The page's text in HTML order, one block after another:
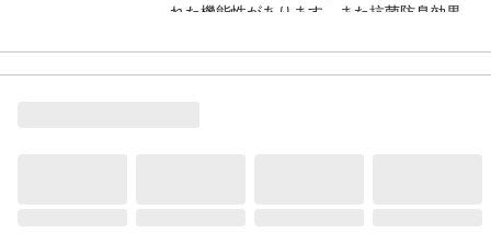
れた機能性があります。また抗菌防臭効果
しています。